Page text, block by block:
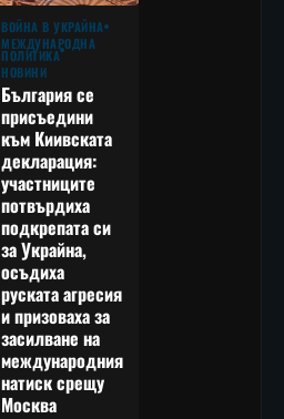
ВОЙНА В УКРАЙНА
МЕЖДУНАРОДНА
ПОЛИТИКА
НОВИНИ
България се
присъедини
към Киивската
декларация:
участниците
потвърдиха
подкрепата си
за Украйна,
осъдиха
руската агресия
и призоваха за
засилване на
международния
натиск срещу
Москва